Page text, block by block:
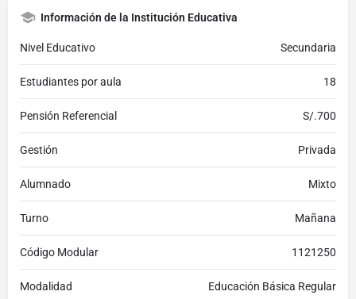
Información de la Institución Educativa
Nivel Educativo Secundaria
Estudiantes por aula 18
Pensión Referencial S/.700
Gestión Privada
Alumnado Mixto
Turno Mañana
Código Modular 1121250
Modalidad Educación Básica Regular